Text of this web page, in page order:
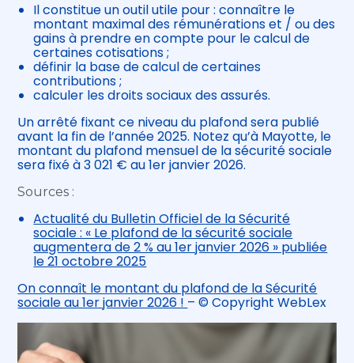
Il constitue un outil utile pour : connaître le
montant maximal des rémunérations et / ou des
gains à prendre en compte pour le calcul de
certaines cotisations ;
définir la base de calcul de certaines
contributions ;
calculer les droits sociaux des assurés.
Un arrêté fixant ce niveau du plafond sera publié
avant la fin de l’année 2025. Notez qu’à Mayotte, le
montant du plafond mensuel de la sécurité sociale
sera fixé à 3 021 € au 1er janvier 2026.
Sources :
Actualité du Bulletin Officiel de la Sécurité
sociale : « Le plafond de la sécurité sociale
augmentera de 2 % au 1er janvier 2026 » publiée
le 21 octobre 2025
On connaît le montant du plafond de la Sécurité
sociale au 1er janvier 2026 ! – © Copyright WebLex